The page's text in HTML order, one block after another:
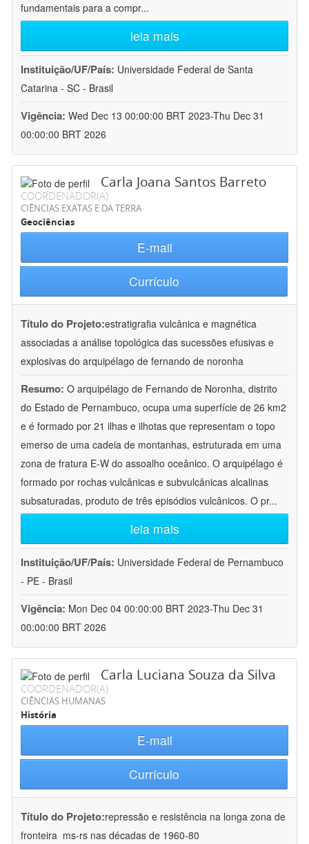
fundamentais para a compr...
leia mais
Instituição/UF/País: Universidade Federal de Santa
Catarina - SC - Brasil
Vigência: Wed Dec 13 00:00:00 BRT 2023-Thu Dec 31
00:00:00 BRT 2026
Carla Joana Santos Barreto
COORDENADOR(A)
CIÊNCIAS EXATAS E DA TERRA
Geociências
E-mail
Currículo
Título do Projeto:estratigrafia vulcânica e magnética
associadas a análise topológica das sucessões efusivas e
explosivas do arquipélago de fernando de noronha
Resumo: O arquipélago de Fernando de Noronha, distrito
do Estado de Pernambuco, ocupa uma superfície de 26 km2
e é formado por 21 ilhas e ilhotas que representam o topo
emerso de uma cadeia de montanhas, estruturada em uma
zona de fratura E-W do assoalho oceânico. O arquipélago é
formado por rochas vulcânicas e subvulcânicas alcalinas
subsaturadas, produto de três episódios vulcânicos. O pr...
leia mais
Instituição/UF/País: Universidade Federal de Pernambuco
- PE - Brasil
Vigência: Mon Dec 04 00:00:00 BRT 2023-Thu Dec 31
00:00:00 BRT 2026
Carla Luciana Souza da Silva
COORDENADOR(A)
CIÊNCIAS HUMANAS
História
E-mail
Currículo
Título do Projeto:repressão e resistência na longa zona de
fronteira  ms-rs nas décadas de 1960-80